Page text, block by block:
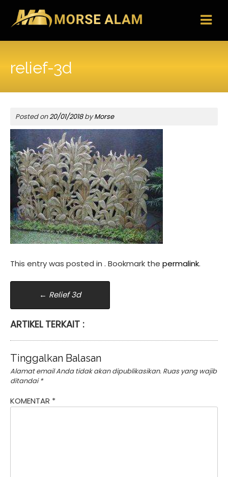
content
relief-3d
Posted on20/01/2018byMorse
This entry was posted in . Bookmark the permalink.
Post
navigation
← Relief 3d
ARTIKEL TERKAIT :
Tinggalkan Balasan
Alamat email Anda tidak akan dipublikasikan. Ruas yang wajib
ditandai*
KOMENTAR *